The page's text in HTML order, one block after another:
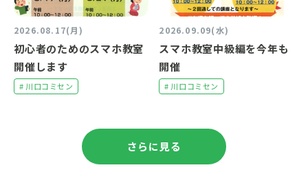
2026.08.17(月)
初心者のためのスマホ教室
開催します
# 川口コミセン
2026.09.09(水)
スマホ教室中級編を今年も
開催
# 川口コミセン
さらに見る